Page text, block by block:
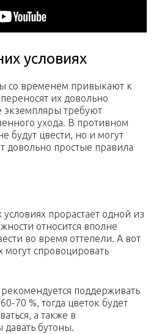
условиях
со временем привыкают к
их довольно
экземпляры требуют
ухода. В противном
будут цвести, но и могут
довольно простые правила
прорастает одной из
относится вполне
во время оттепели. А вот
могут спровоцировать
поддерживать
70 %, тогда цветок будет
а также в
бутоны.